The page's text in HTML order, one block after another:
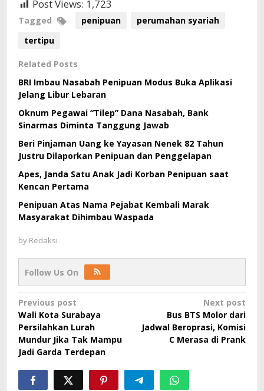
Post Views: 1,723
Tagged penipuan
perumahan syariah
tertipu
Related Posts
BRI Imbau Nasabah Penipuan Modus Buka Aplikasi
Jelang Libur Lebaran
Oknum Pegawai “Tilep” Dana Nasabah, Bank
Sinarmas Diminta Tanggung Jawab
Beri Pinjaman Uang ke Yayasan Nenek 82 Tahun
Justru Dilaporkan Penipuan dan Penggelapan
Apes, Janda Satu Anak Jadi Korban Penipuan saat
Kencan Pertama
Penipuan Atas Nama Pejabat Kembali Marak
Masyarakat Dihimbau Waspada
by Redaksi
Follow Us On
Post
navigation
Previous post
Wali Kota Surabaya
Persilahkan Lurah
Mundur Jika Tak Mampu
Jadi Garda Terdepan
Next post
Bus BTS Molor dari
Jadwal Beroprasi, Komisi
C Merasa di Prank